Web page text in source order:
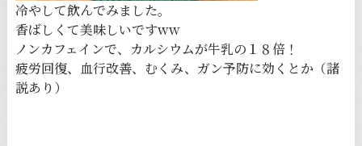
冷やして飲んでみました。
香ばしくて美味しいですww
ノンカフェインで、カルシウムが牛乳の１８倍！
疲労回復、血行改善、むくみ、ガン予防に効くとか（諸
説あり）